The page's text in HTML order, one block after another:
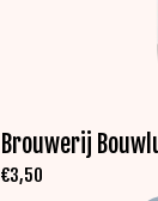
Brouwerij
€3,50